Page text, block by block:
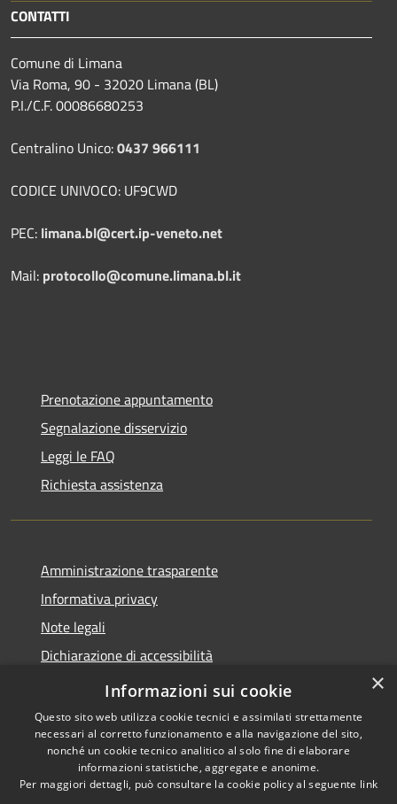
CONTATTI
Comune di Limana
Via Roma, 90 - 32020 Limana (BL)
P.I./C.F. 00086680253
Centralino Unico:0437 966111
CODICE UNIVOCO: UF9CWD
PEC: limana.bl@cert.ip-veneto.net
Mail: protocollo@comune.limana.bl.it
Prenotazione appuntamento
Segnalazione disservizio
Leggi le FAQ
Richiesta assistenza
Amministrazione trasparente
Informativa privacy
Note legali
Dichiarazione di accessibilità
Moduli Privacy Amministrazione trasparente
Accessibilità
Copyright © 2026 • Comune di
Limana • Powered by
×
Informazioni sui cookie
Questo sito web utilizza cookie tecnici e assimilati strettamente
necessari al corretto funzionamento e alla navigazione del sito,
nonché un cookie tecnico analitico al solo fine di elaborare
informazioni statistiche, aggregate e anonime.
Per maggiori dettagli, può consultare la cookie policy al seguente link